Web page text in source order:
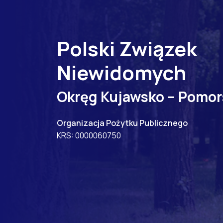
Polski Związek
Niewidomych
Okręg Kujawsko –
Organizacja Pożytku Publicznego
KRS: 0000060750